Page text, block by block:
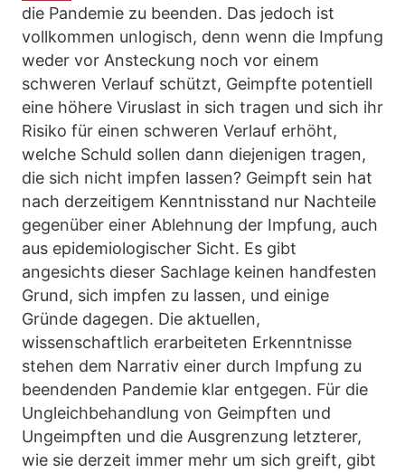
die Pandemie zu beenden. Das jedoch ist
vollkommen unlogisch, denn wenn die Impfung
weder vor Ansteckung noch vor einem
schweren Verlauf schützt, Geimpfte potentiell
eine höhere Viruslast in sich tragen und sich ihr
Risiko für einen schweren Verlauf erhöht,
welche Schuld sollen dann diejenigen tragen,
die sich nicht impfen lassen? Geimpft sein hat
nach derzeitigem Kenntnisstand nur Nachteile
gegenüber einer Ablehnung der Impfung, auch
aus epidemiologischer Sicht. Es gibt
angesichts dieser Sachlage keinen handfesten
Grund, sich impfen zu lassen, und einige
Gründe dagegen. Die aktuellen,
wissenschaftlich erarbeiteten Erkenntnisse
stehen dem Narrativ einer durch Impfung zu
beendenden Pandemie klar entgegen. Für die
Ungleichbehandlung von Geimpften und
Ungeimpften und die Ausgrenzung letzterer,
wie sie derzeit immer mehr um sich greift, gibt